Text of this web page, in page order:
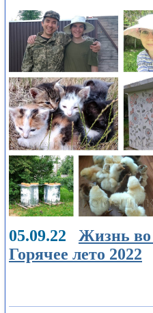
05.09.22 Жизнь
Горячее лето 2022